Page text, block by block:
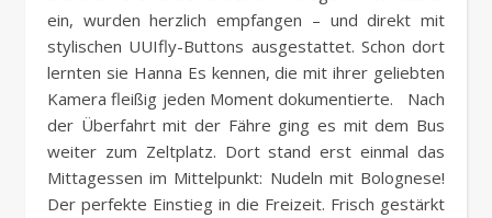
ein, wurden herzlich empfangen – und direkt mit
stylischen UUIfly-Buttons ausgestattet. Schon dort
lernten sie Hanna Es kennen, die mit ihrer geliebten
Kamera fleißig jeden Moment dokumentierte. Nach
der Überfahrt mit der Fähre ging es mit dem Bus
weiter zum Zeltplatz. Dort stand erst einmal das
Mittagessen im Mittelpunkt: Nudeln mit Bolognese!
Der perfekte Einstieg in die Freizeit. Frisch gestärkt